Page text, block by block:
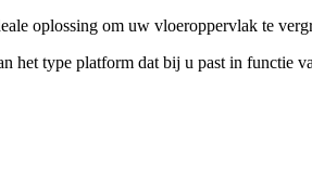
oplossing om uw vloeroppervlak te
het type platform dat bij u past in functie